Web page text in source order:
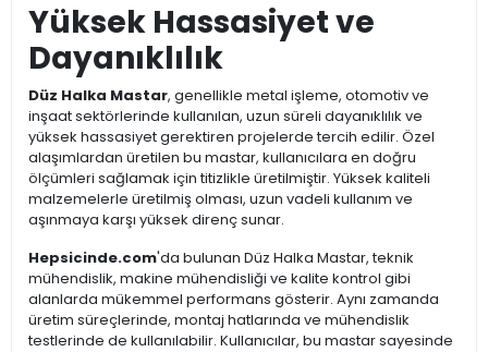
Yüksek Hassasiyet ve
Dayanıklılık
Düz Halka Mastar, genellikle metal işleme, otomotiv ve
inşaat sektörlerinde kullanılan, uzun süreli dayanıklılık ve
yüksek hassasiyet gerektiren projelerde tercih edilir. Özel
alaşımlardan üretilen bu mastar, kullanıcılara en doğru
ölçümleri sağlamak için titizlikle üretilmiştir. Yüksek kaliteli
malzemelerle üretilmiş olması, uzun vadeli kullanım ve
aşınmaya karşı yüksek direnç sunar.
Hepsicinde.com'da bulunan Düz Halka Mastar, teknik
mühendislik, makine mühendisliği ve kalite kontrol gibi
alanlarda mükemmel performans gösterir. Aynı zamanda
üretim süreçlerinde, montaj hatlarında ve mühendislik
testlerinde de kullanılabilir. Kullanıcılar, bu mastar sayesinde